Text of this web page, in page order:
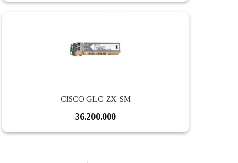
CISCO GLC-ZX-SM
36.200.000